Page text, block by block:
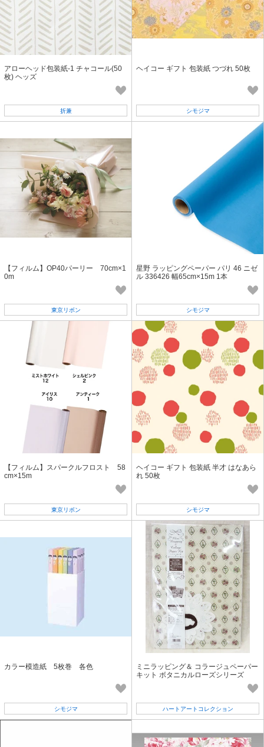
アローヘッド包装紙-1 チャコール(50
枚) ヘッズ
折兼
ヘイコー ギフト 包装紙 つづれ 50枚
シモジマ
【フィルム】OP40パーリー 70cm×1
0m
東京リボン
星野 ラッピングペーパー パリ 46 ニゼ
ル 336426 幅65cm×15m 1本
シモジマ
【フィルム】スパークルフロスト 58
cm×15m
東京リボン
ヘイコー ギフト 包装紙 半才 はなあら
れ 50枚
シモジマ
カラー模造紙 5枚巻 各色
シモジマ
ミニラッピング＆ コラージュペーパー
キット ボタニカルローズシリーズ
ハートアートコレクション